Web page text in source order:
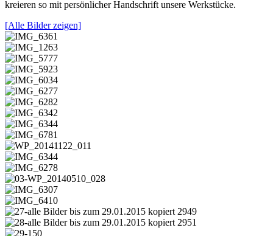
kreieren so mit persönlicher Handschrift unsere Werkstücke.
[Alle Bilder zeigen]